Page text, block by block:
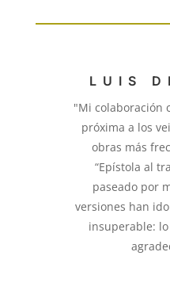
LUIS
"Mi colaboración
próxima a los
obras más
“Epístola al
paseado por
versiones han
insuperable: